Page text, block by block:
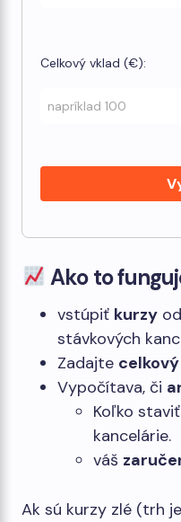
Celkový vklad (€):
Ako to
vstúpiť kurzy
stávkových
Zadajte
Vypočítava, či
Koľko
kancelárie.
váš
Ak sú kurzy zlé (trh